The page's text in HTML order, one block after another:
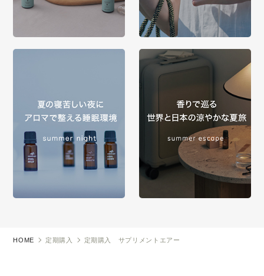
HOME 定期購入 定期購入 サプリメントエアー